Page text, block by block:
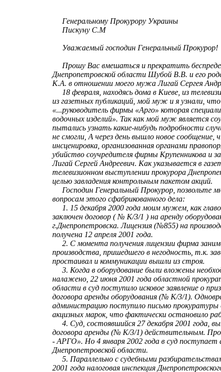
Генеральному Прокурору Украины
Пискуну С.М
Уважаемый господин Генеральный Прокурор!
Прошу Вас вмешаться и прекратить
Днепропетровской области Шубой В.В. и его
К.А. в отношении моего мужа Лигай Сергея
18 февраля, находясь дома в Киеве, из
из газетных публикаций, мой муж и я узнали,
«...руководитель фирмы «Арго» которая
водочных изделий». Так как мой муж является
пытались узнать какие-нибудь подробности
не смогли, А через день вышло новое
инсценировка, организованная органами
убийство соучредителя фирмы Крупенникова и
Лигай Сергей Андреевич. Как указывается в
телевизионном выступлении прокурора
целью завладения контрольным пакетом акций.
Господин Генеральный Прокурор, позвольте
вопросам этого сфабрикованного дела:
1. 15 декабря 2000 года моим мужем, как
заключен договор ( № К/3/1 ) на аренду
г.Днепропетровска. Лицензия (№855) на
получена 12 апреля 2001 года.
2. С момента получения лицензии фирма
производства, пришедшего в негодность, т.к.
простаивал и коммуникации вышли из строя.
3. Когда в оборудование были вложены
налажено, 22 июня 2001 года областной
области в суд поступило исковое заявление о
договора аренды оборудования (№ К/3/1).
администрацию поступило письмо прокуратуры
акцизных марок, что фактически остановило
4. Суд, состоявшийся 27 декабря 2001 года,
договора аренды (№ К/3/1) действительным.
- АРГО». Но 4 января 2002 года в суд поступает
Днепропетровской области.
5. Параллельно с судебными
2001 года налоговая инспекция